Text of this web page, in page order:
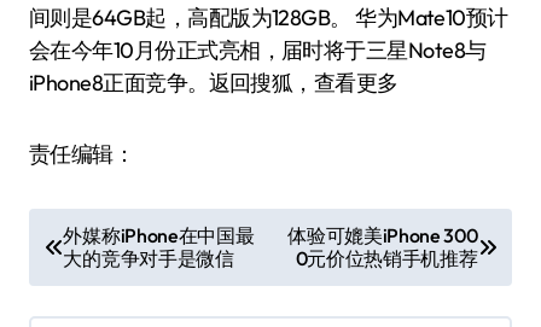
间则是64GB起，高配版为128GB。 华为Mate10预计
会在今年10月份正式亮相，届时将于三星Note8与
iPhone8正面竞争。返回搜狐，查看更多
责任编辑：
章
导
外媒称iPhone在中国最
大的竞争对手是微信
体验可媲美iPhone 300
0元价位热销手机推荐